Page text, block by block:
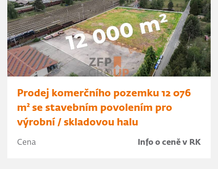
Prodej komerčního pozemku 12 076
m² se stavebním povolením pro
výrobní / skladovou halu
Cena Info o ceně v RK